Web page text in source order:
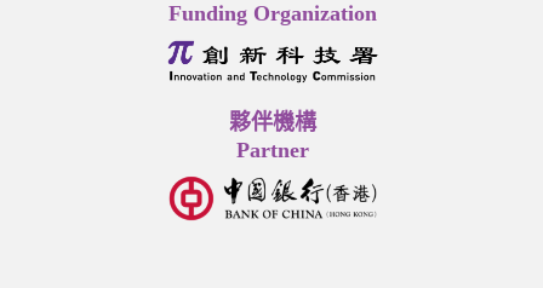
Funding Organization
夥伴機構
Partner